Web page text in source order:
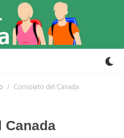
Consolato del Canada
Canada